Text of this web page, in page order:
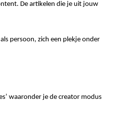
De artikelen die je uit jouw
persoon, zich een plekje onder
waaronder je de creator modus